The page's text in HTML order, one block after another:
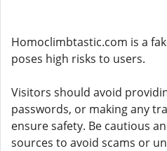
Homoclimbtastic.com is a
poses high risks to users.
Visitors should avoid
passwords, or making any
ensure safety. Be cautious
sources to avoid scams or